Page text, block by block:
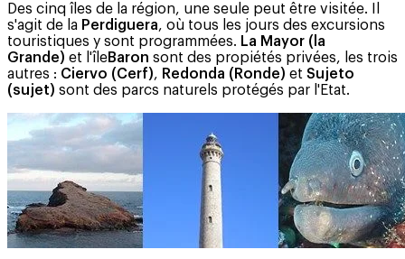
Des cinq îles de la région, une seule peut être visitée. Il
s'agit de la Perdiguera, où tous les jours des excursions
touristiques y sont programmées. La Mayor (la
Grande) et l'îleBaron sont des propiétés privées, les trois
autres : Ciervo (Cerf), Redonda (Ronde) et Sujeto
(sujet) sont des parcs naturels protégés par l'Etat.